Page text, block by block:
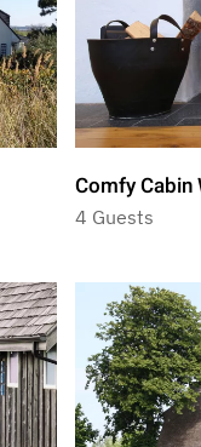
Comfy Cabin
4 Guests